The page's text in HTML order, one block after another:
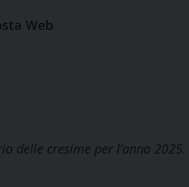
Web
delle cresime per l’anno